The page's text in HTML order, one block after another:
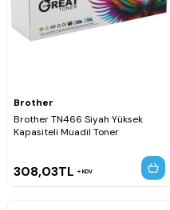
Brother
Brother TN466 Siyah Yüksek
Kapasiteli Muadil Toner
308,03TL KDV